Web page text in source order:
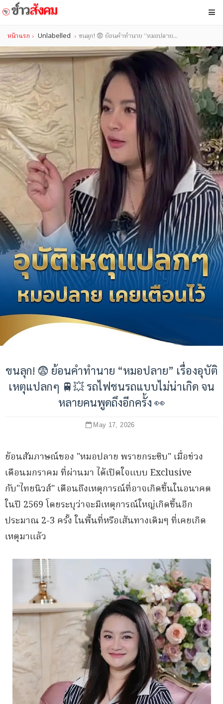
หน้าแรก Unlabelled ขนลุก! 😨 ย้อนคำทำนาย “หมอปลาย...
ขนลุก! 😨 ย้อนคำทำนาย “หมอปลาย” เรื่องอุบัติ
เหตุแปลกๆ 🚆💥 รถไฟชนรถแบบไม่น่าเกิด จน
หลายคนพูดถึงอีกครั้ง 👀
May 17, 2026
ย้อนสัมภาษณ์ของ "หมอปลาย พรายกระซิบ" เมื่อช่วง
เดือนมกราคม ที่ผ่านมา ได้เปิดใจแบบ Exclusive
กับ"ไทยนิวส์" เตือนถึงเหตุการณ์ที่อาจเกิดขึ้นในอนาคต
ในปี 2569 โดยระบุว่าจะมีเหตุการณ์ใหญ่เกิดขึ้นอีก
ประมาณ 2-3 ครั้ง ในพื้นที่หรือเส้นทางเดิมๆ ที่เคยเกิด
เหตุมาแล้ว